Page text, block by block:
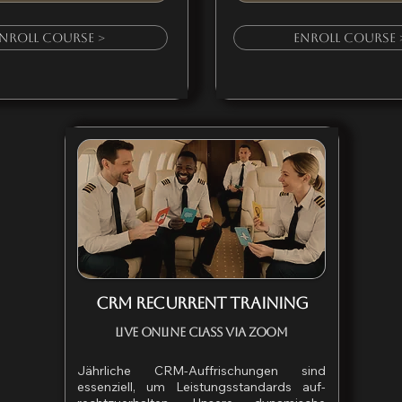
Course > Enroll Course
CRM RECURRENT TRAINING
Live Online Class via Zoom
Jährliche CRM-Auffrischungen sind
essenziell, um Leistungsstandards auf-